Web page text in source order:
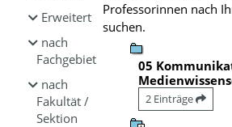
Erweitert
nach
Fachgebiet
nach
Fakultät /
Sektion
Professorinnen nach
suchen.
05
2 Einträge